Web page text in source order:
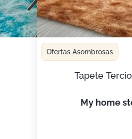
Ofertas Asombrosas
Tapete
my home